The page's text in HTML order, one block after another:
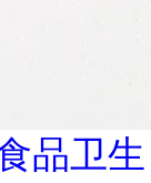
品卫生